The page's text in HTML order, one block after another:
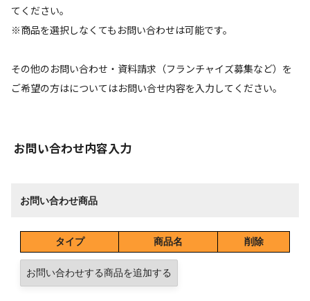
てください。
※商品を選択しなくてもお問い合わせは可能です。
その他のお問い合わせ・資料請求（フランチャイズ募集など）を
ご希望の方はについてはお問い合せ内容を入力してください。
お問い合わせ内容入力
お問い合わせ商品
タイプ 商品名 削除
お問い合わせする商品を追加する